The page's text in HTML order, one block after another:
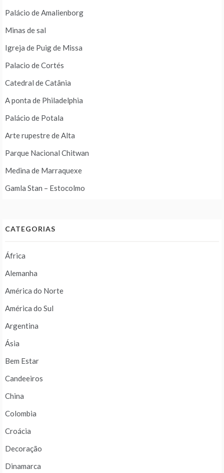
Palácio de Amalienborg
Minas de sal
Igreja de Puig de Missa
Palacio de Cortés
Catedral de Catânia
A ponta de Philadelphia
Palácio de Potala
Arte rupestre de Alta
Parque Nacional Chitwan
Medina de Marraquexe
Gamla Stan – Estocolmo
CATEGORIAS
África
Alemanha
América do Norte
América do Sul
Argentina
Ásia
Bem Estar
Candeeiros
China
Colombia
Croácia
Decoração
Dinamarca